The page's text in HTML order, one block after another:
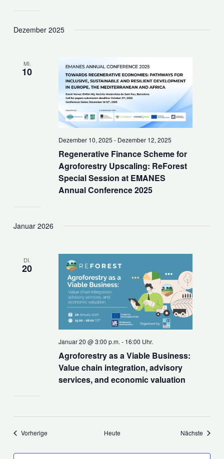
Dezember 2025
MI.
10
Regenerative Finance Scheme for
Agroforestry Upscaling: ReForest
Special Session at EMANES
Annual Conference 2025
Dezember 10, 2025 - Dezember 12, 2025
Januar 2026
DI.
20
Agroforestry as a Viable Business:
Value chain integration, advisory
services, and economic valuation
Januar 20 @ 3:00 p.m. - 16:00 Uhr.
Vorherige Heute Nächste